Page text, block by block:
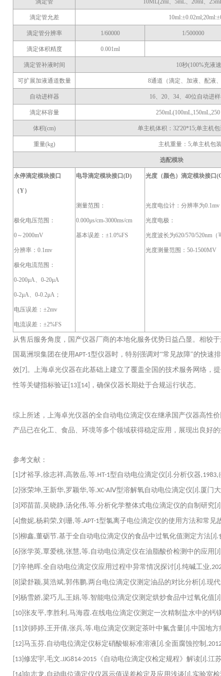
滴定管 10ML(2ml、5mL、20ml、
滴定管允差
滴定管分辨率 1/60000 1/500000
滴定体积精度 0.001ml
滴定管补液时间 10秒(100%充液
可扩展加液通道数量 8通道（滴定、加液、配液
自动进样器 16、20、34、40位自动进
滴定杯容量
体积(cm) 单主机体积： 32'20*15;单主机
重量(kg) 主机重量： 5;单主机包
选配模块
永停滴定模块接口
（Y）
极化电压范围：
0～2000mV
分辨率： 0.1mv
极化电流范围：
0-200μA、0-20μA
0-2μA、0-0.2μA；
电压误差： ±2mv
电流误差： ±2%FS
电导滴定模块接口 (D)
测量范围：
0.000μs/cm-3000ms/cm
基本误差： ±1.0%FS
光度（颜色）滴定模块接口
光度电位计：分辨率为0.1mv
光度电极：
光度波长为620/570/520nm（
光度测量范围： 50-1500MV
从售后服务角度，国产仪器厂商的本地化服务优势日益凸显。相较
国葛洲坝集团在使用APT-1型仪器时，特别强调对“常见故障"的快速
效 [7] 。上海卓光仪器在此基础上建立了覆盖全国的技术服务网络，
性等关键指标验证 [13][14] ，确保仪器长期处于合规运行状态。
综上所述，上海卓光仪器的全自动电位滴定仪在继承国产仪器高性
产品已在化工、食品、环境等多个领域获得稳定应用，展现出良好
参考文献：
[1] 才裕孚,徐志祥,高敦岳,等.HT-1型自动电位滴定仪 [J].分析仪器
[2] 张荣坤,王新华,罗颖华,等.XC-A Ⅳ型溶解氧自动电位滴定仪 [J].厦门
[3] 邓苗苗,吴晓静,汤化伟,等.分析化学整体式电位滴定仪的自制研究
[4] 詹妮,杨莉荣,刘珊,等.APT-1型氯离子电位滴定仪的使用方法和常见
[5] 柳鑫,董砺节.基于全自动电位滴定仪的食品中过氧化值测定方法 [J].
[6] 张学英,覃爱桃,张慧,等. 自动电位滴定仪在油脂酸价检测中的应用
[7] 辛艳晖.全自动电位滴定仪应用过程中异常情况探讨 [J].纯碱工业
[8] 梁舒颖,莫浩斌,郭伟鹏.两台电位滴定仪测定油品的对比分析 [J].现
[9] 杨雪娇,梁巧儿,王娟,等.智能电位滴定仪测定烘炒食品中过氧化值
[10] 张友平,李胜利 ,马海霞.在线电位滴定仪测定一次精制盐水中的钙
[11] 刘婷婷,王开倩,张兵,等.电位滴定仪测定茶叶中氟含量 [J].中国地方
[12] 马玉芬. 自动电位滴定仪标定硝酸银标准溶液 [J].全面腐蚀控制
[13] 修宏宇,毛文.JJG814-2015 《自动电位滴定仪检定规程》解读 [J].江
向志龙 自动电位滴定仪仪器示值误差检定及应用浅谈 实验室